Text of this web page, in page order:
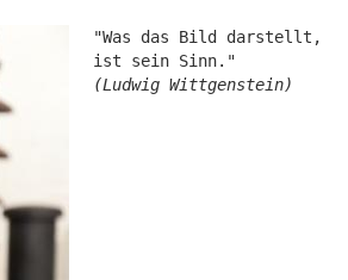
"Was das Bild darstellt,
ist sein Sinn."
(Ludwig Wittgenstein)